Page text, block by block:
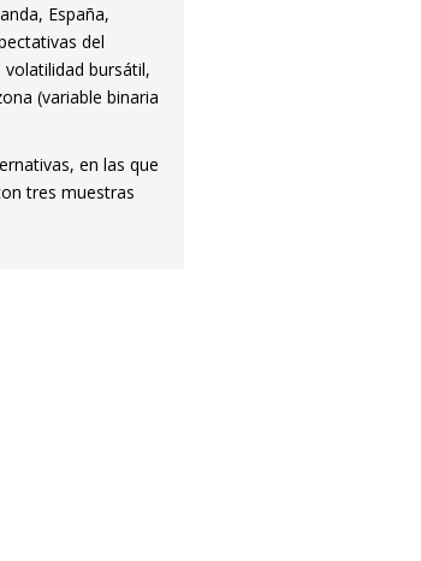
España,
del
bursátil,
(variable binaria
en las que
tres muestras